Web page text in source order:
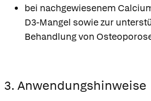
bei nachgewiesenem
D3-Mangel sowie zur
Behandlung von
3. Anwendungshinweise